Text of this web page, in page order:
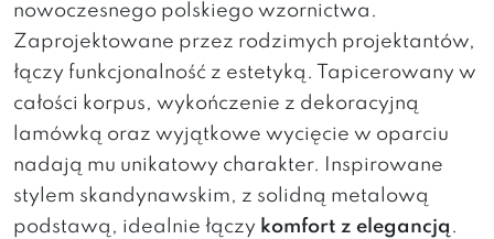
nowoczesnego polskiego wzornictwa.
Zaprojektowane przez rodzimych projektantów,
łączy funkcjonalność z estetyką. Tapicerowany w
całości korpus, wykończenie z dekoracyjną
lamówką oraz wyjątkowe wycięcie w oparciu
nadają mu unikatowy charakter. Inspirowane
stylem skandynawskim, z solidną metalową
podstawą, idealnie łączy komfort z elegancją .